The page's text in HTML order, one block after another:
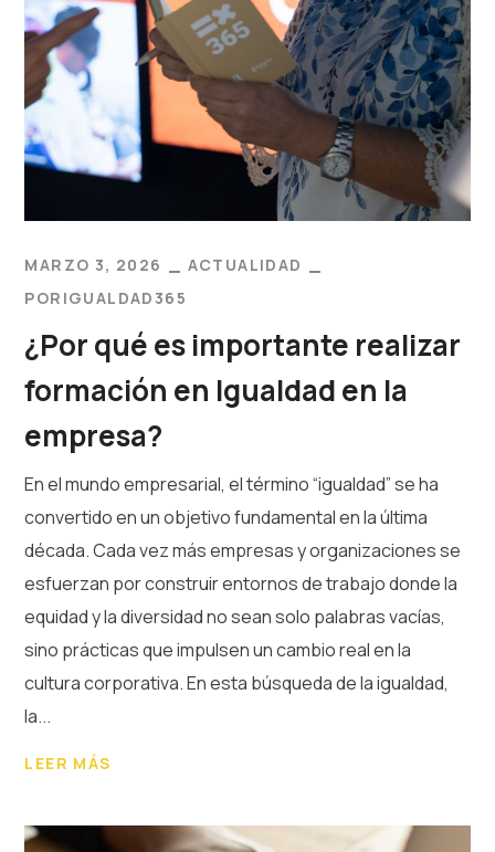
MARZO 3, 2026
ACTUALIDAD
POR IGUALDAD365
¿Por qué es importante realizar
formación en Igualdad en la
empresa?
En el mundo empresarial, el término “igualdad” se ha
convertido en un objetivo fundamental en la última
década. Cada vez más empresas y organizaciones se
esfuerzan por construir entornos de trabajo donde la
equidad y la diversidad no sean solo palabras vacías,
sino prácticas que impulsen un cambio real en la
cultura corporativa. En esta búsqueda de la igualdad,
la...
LEER MÁS